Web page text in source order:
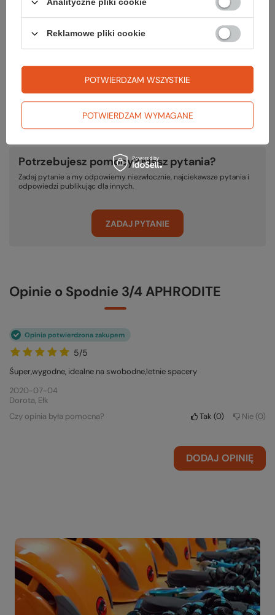
Gwarancja
RĘKOJMIA 24 M-CE
podstawie ustawy z dnia 30 maja 2014r. o prawach konsumenta.
PODMIOT ODPOWIEDZIALNY ZA TEN PRODUKT NA TERENIE UE
VF Europe B.V. Więcej
Potrzebujesz pomocy? Masz pytania?
Zadaj pytanie a my odpowiemy niezwłocznie, najciekawsze pytania i
odpowiedzi publikując dla innych.
ZADAJ PYTANIE
Opinie o Spodnie 3/4 APHRODITE
5/5
Opinia potwierdzona zakupem
Śuper,wygodne, idealne na swobodne,letnie spacery
2020-07-04
Dorota, Ełk
Czy opinia była pomocna?
Tak 0 Nie 0
DODAJ OPINIĘ
Reklamowe pliki cookie
POTWIERDZAM WYMAGANE
POTWIERDZAM WSZYSTKIE